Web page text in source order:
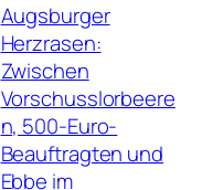
Augsburger
Herzrasen:
Zwischen
Vorschusslorbeere
n, 500-Euro-
Beauftragten und
Ebbe im